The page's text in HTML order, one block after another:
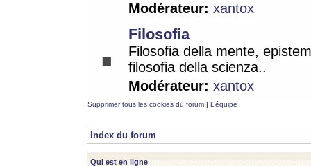
Modérateur: xantox
Filosofia
Filosofia della mente,
filosofia della scienza..
Modérateur: xantox
Supprimer tous les cookies du forum | L’équipe
Index du forum
Qui est en ligne